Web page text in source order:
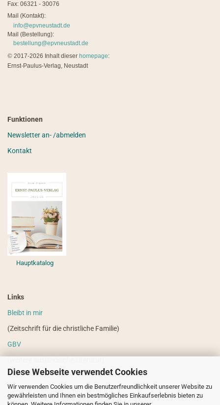
Diese Webseite verwendet Cookies
Wir verwenden Cookies um die Benutzerfreundlichkeit unserer Website zu
gewährleisten und Ihnen ein bestmögliches Einkaufserlebnis bieten zu
Fax: 06321 - 30076
Mail (Kontakt):
info@epvneustadt.de
Mail (Bestellung):
bestellung@epvneustadt.de
© 2017-2026 Inhalt dieser homepage:
Ernst-Paulus-Verlag, Neustadt
Funktionen
Newsletter an- /abmelden
Kontakt
Hauptkatalog
Links
Bleibt in mir
(Zeitschrift für die christliche Familie)
GBV
VdHS
(weitere evangelistische Literatur)